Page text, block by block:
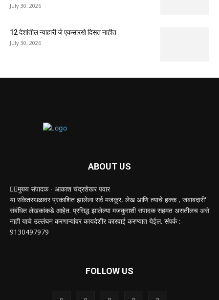
July 30, 2026
12 देशांतील न्याहारी जे एकसारखे दिसत नाहीत
July 30, 2026
ABOUT US
✍🏻मुख्य संपादक - आकाश चंद्रशेखर पवार
या संकेतस्थळावर प्रकाशित झालेला सर्व मजकूर, लेख आणि त्याचे हक्क , जबाबदारी''
संबंधित लेखकांकडे आहेत. प्रसिद्ध झालेल्या मजकुराशी संपादक सहमत असतीलच असे
नाही याचे उल्लंघन करणाऱ्यांवर कायदेशीर कारवाई करण्यात येईल. संपर्क :-
9130497979
FOLLOW US